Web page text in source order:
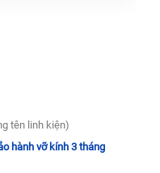
tên linh kiện)
hành vỡ kính 3 tháng